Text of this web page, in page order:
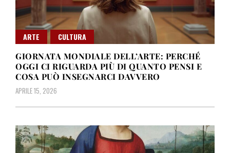
ARTE
CULTURA
GIORNATA MONDIALE DELL’ARTE: PERCHÉ
OGGI CI RIGUARDA PIÙ DI QUANTO PENSI E
COSA PUÒ INSEGNARCI DAVVERO
APRILE 15, 2026